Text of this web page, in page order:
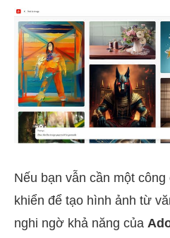
Nếu bạn vẫn cần một
khiển để tạo hình ảnh từ
nghi ngờ khả năng của